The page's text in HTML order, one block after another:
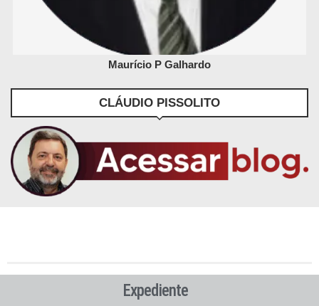
Maurício P Galhardo
CLÁUDIO PISSOLITO
Expediente